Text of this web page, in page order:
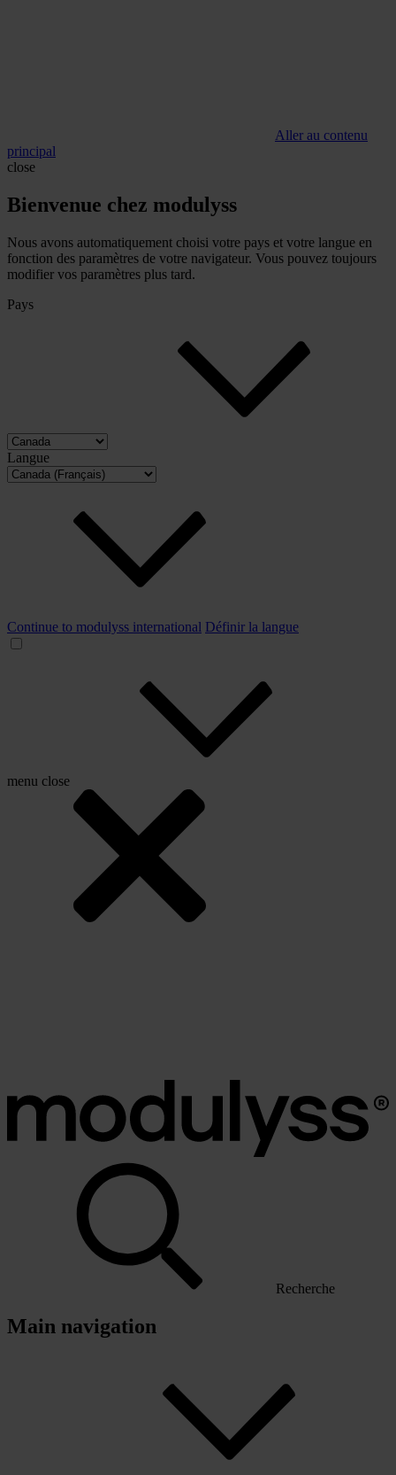
Aller au contenu
principal
close
Bienvenue chez modulyss
Nous avons automatiquement choisi votre pays et votre langue en
fonction des paramètres de votre navigateur. Vous pouvez toujours
modifier vos paramètres plus tard.
Pays
Langue
Continue to modulyss international Définir la langue
menu close
Recherche
Main navigation